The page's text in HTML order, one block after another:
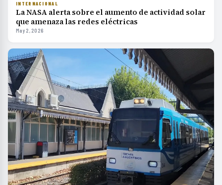
INTERNACIONAL
La NASA alerta sobre el aumento de actividad solar
que amenaza las redes eléctricas
May 2, 2026